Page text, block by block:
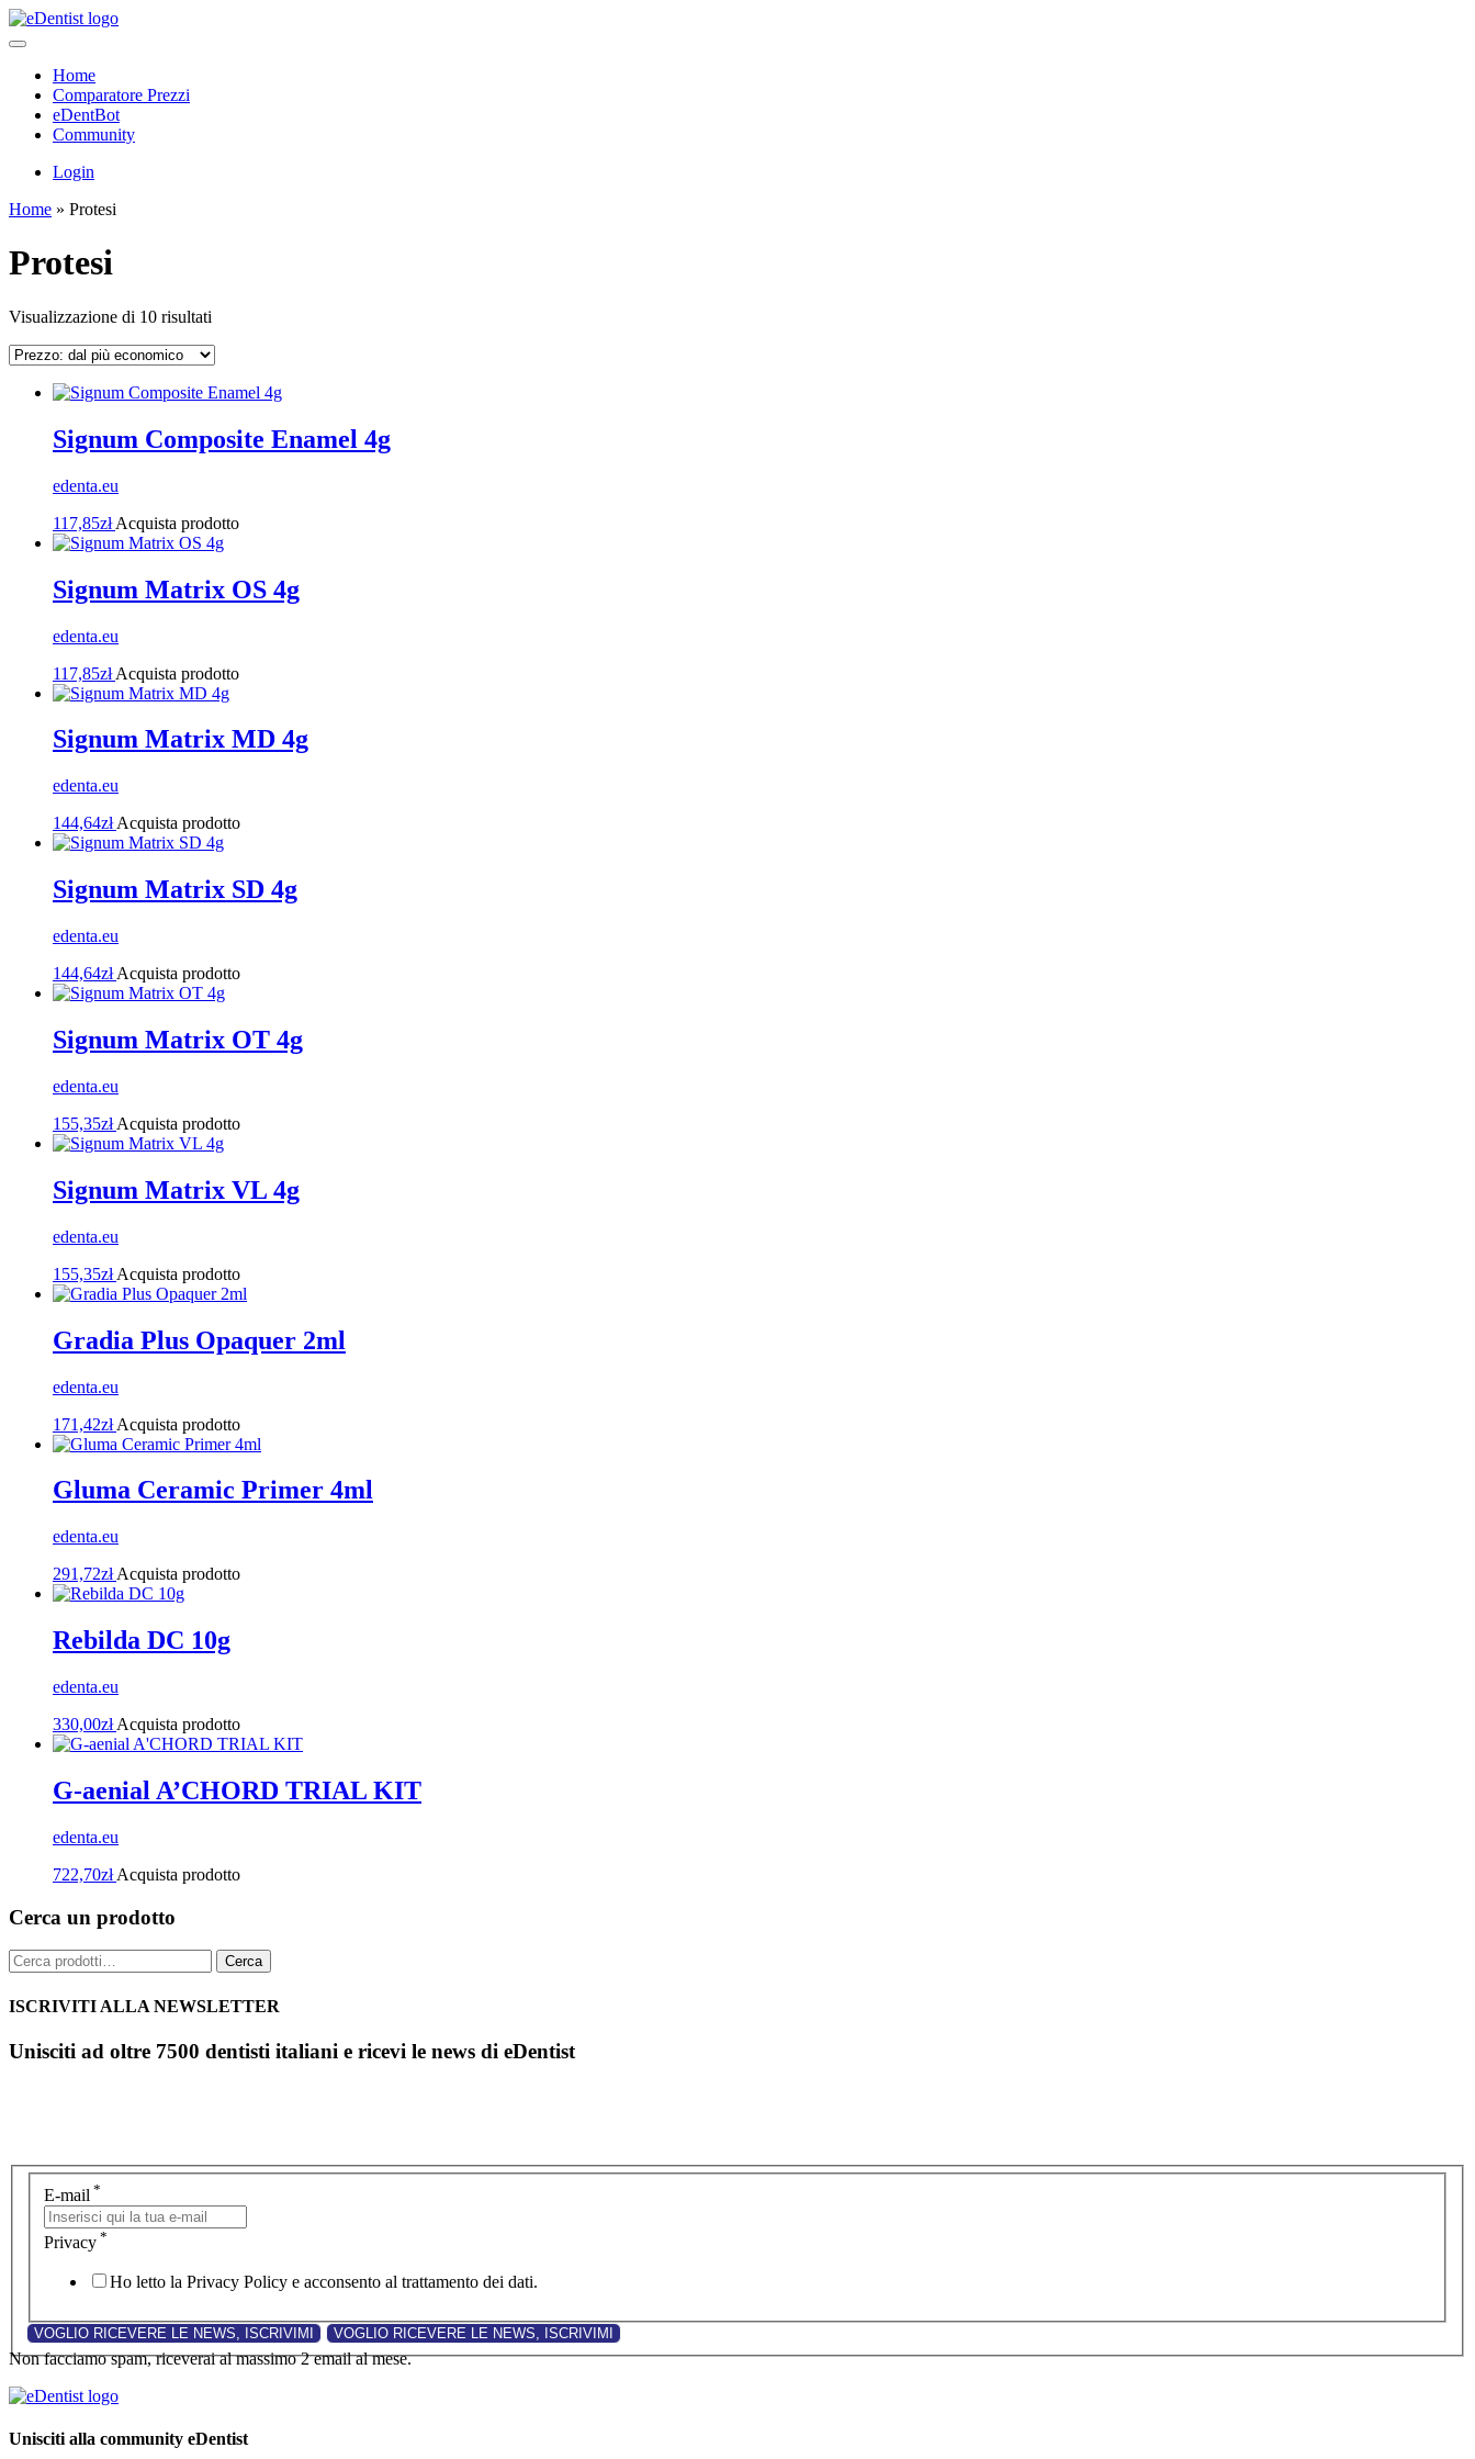
Home
Comparatore Prezzi
eDentBot
Community
Login
Home » Protesi
Protesi
Visualizzazione di 10 risultati
Signum Composite Enamel 4g
edenta.eu
117,85zł Acquista prodotto
Signum Matrix OS 4g
edenta.eu
117,85zł Acquista prodotto
Signum Matrix MD 4g
edenta.eu
144,64zł Acquista prodotto
Signum Matrix SD 4g
edenta.eu
144,64zł Acquista prodotto
Signum Matrix OT 4g
edenta.eu
155,35zł Acquista prodotto
Signum Matrix VL 4g
edenta.eu
155,35zł Acquista prodotto
Gradia Plus Opaquer 2ml
edenta.eu
171,42zł Acquista prodotto
Gluma Ceramic Primer 4ml
edenta.eu
291,72zł Acquista prodotto
Rebilda DC 10g
edenta.eu
330,00zł Acquista prodotto
G-aenial A’CHORD TRIAL KIT
edenta.eu
722,70zł Acquista prodotto
Cerca un prodotto
Cerca: Cerca
ISCRIVITI ALLA NEWSLETTER
Unisciti ad oltre 7500 dentisti italiani e ricevi le news di eDentist
E-mail *
Privacy *
Ho letto la Privacy Policy e acconsento al trattamento dei dati.
Non facciamo spam, riceverai al massimo 2 email al mese.
Unisciti alla community eDentist